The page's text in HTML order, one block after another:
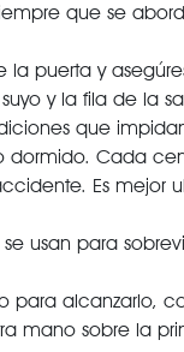
que se
puerta y
y la fila de la
que
Cada
Es mejor
usan para
para alcanzarlo,
mano sobre la